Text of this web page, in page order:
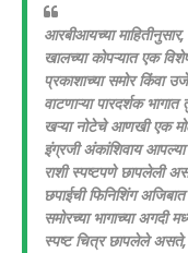
आरबीआयच्या
खालच्या कोपऱ्यात एक
प्रकाशाच्या समोर किंवा
वाटणाऱ्या पारदर्शक
खऱ्या नोटेचे आणखी एक
इंग्रजी अंकांशिवाय आपल्या
राशी स्पष्टपणे छापलेली
छपाईची फिनिशिंग
समोरच्या भागाच्या अगदी
स्पष्ट चित्र छापलेले